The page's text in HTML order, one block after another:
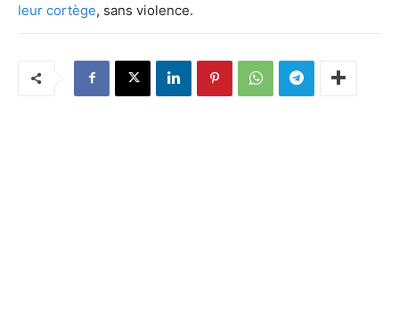
leur cortège, sans violence.